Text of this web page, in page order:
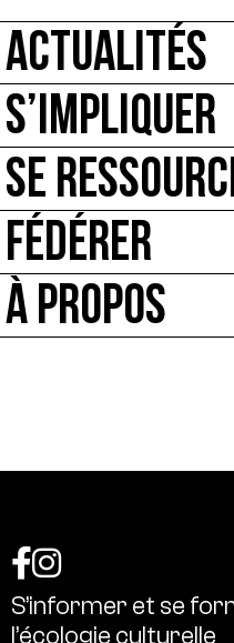
ACTUALITÉS
S’IMPLIQUER
SE
FÉDÉRER
À PROPOS
S’informer et se
l’écologie culturelle